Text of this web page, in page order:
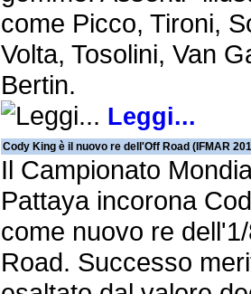
come Picco, Tironi,
Volta, Tosolini, Van
Bertin.
Leggi...
Cody King è il nuovo re dell'Off Road (IFMAR
Il Campionato
Pattaya incorona
come nuovo re
Road. Successo